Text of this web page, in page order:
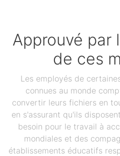
Approuvé par
de ces
Les employés de
connues au monde
convertir leurs fichiers en
en s'assurant qu'ils
besoin pour le travail à
mondiales et des
établissements éducatifs